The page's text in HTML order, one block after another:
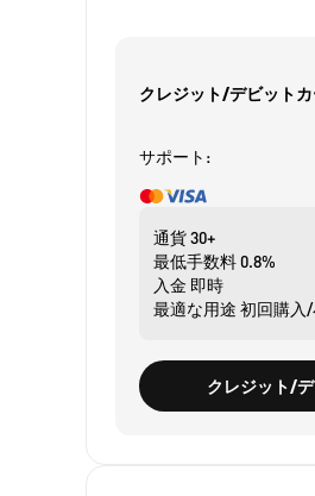
クレジット/デビット
サポート:
通貨30+
最低手数料0.8%
入金 即時
最適な用途 初回購入
クレジット/